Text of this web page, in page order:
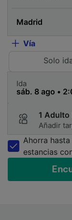
Vía
Solo
Ida
1
Añadir
Ahorra
estancias